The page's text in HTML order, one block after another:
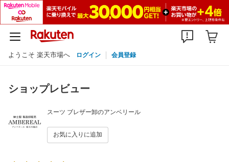
ようこそ 楽天市場へ ログイン 会員登録
ショップレビュー
スーツ ブレザー卸のアンベリール
お気に入りに追加